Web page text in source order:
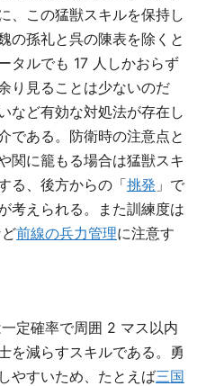
、この猛獣スキルを保持し
の孫礼と呉の陳表を除くと
タルでも 17 人しかおらず
り見ることは少ないのだ
など有効な対処法が存在し
である。防衛時の注意点と
関に籠もる場合は猛獣スキ
る、後方からの「挑発 」で
考えられる。また訓練度は
前線の兵力管理に注意す
定確率で周囲 2 マス以内
を減らすスキルである。勇
やすいため、たとえば三国